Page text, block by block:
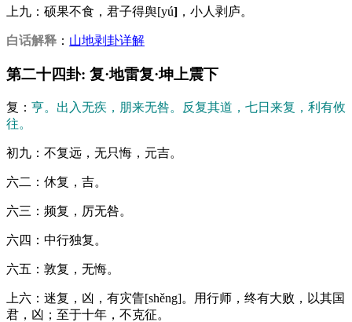
上九：硕果不食，君子得舆[yú] ，小人剥庐。
白话解释 ： 山地剥卦详解
第二十四卦: 复·地雷复·坤上震下
复： 亨。出入无疾，朋来无咎。反复其道，七日来复，利有攸
往。
初九：不复远，无只悔，元吉。
六二：休复，吉。
六三：频复，厉无咎。
六四：中行独复。
六五：敦复，无悔。
上六：迷复，凶，有灾眚[shěng]。用行师，终有大败，以其国
君，凶；至于十年，不克征。